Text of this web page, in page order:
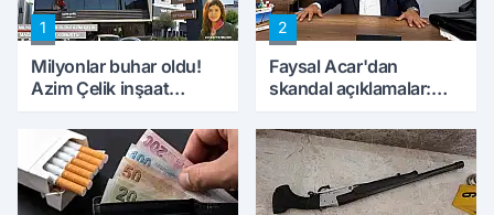
1
Milyonlar buhar oldu!
Azim Çelik inşaat
konuştu
2
Faysal Acar'dan
skandal açıklamalar:
peynircilerimizi de
kıskaca aldı, müdahale
ettik'